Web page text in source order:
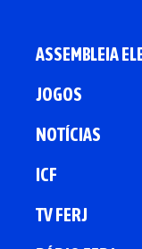
ASSEMBLEIA
JOGOS
NOTÍCIAS
ICF
TV FERJ